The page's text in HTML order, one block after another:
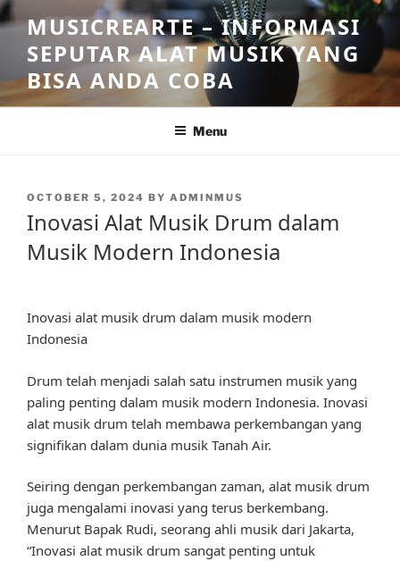
Skip
to
content
MUSICREARTE – INFORMASI
SEPUTAR ALAT MUSIK YANG
BISA ANDA COBA
Menu
POSTED
OCTOBER 5, 2024 BY ADMINMUS
Inovasi Alat Musik Drum dalam
Musik Modern Indonesia
Inovasi alat musik drum dalam musik modern
Indonesia
Drum telah menjadi salah satu instrumen musik yang
paling penting dalam musik modern Indonesia. Inovasi
alat musik drum telah membawa perkembangan yang
signifikan dalam dunia musik Tanah Air.
Seiring dengan perkembangan zaman, alat musik drum
juga mengalami inovasi yang terus berkembang.
Menurut Bapak Rudi, seorang ahli musik dari Jakarta,
“Inovasi alat musik drum sangat penting untuk